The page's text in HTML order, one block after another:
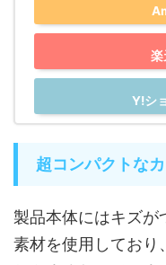
楽
Y!シ
超コンパクトな
製品本体にはキズが
素材を使用しており